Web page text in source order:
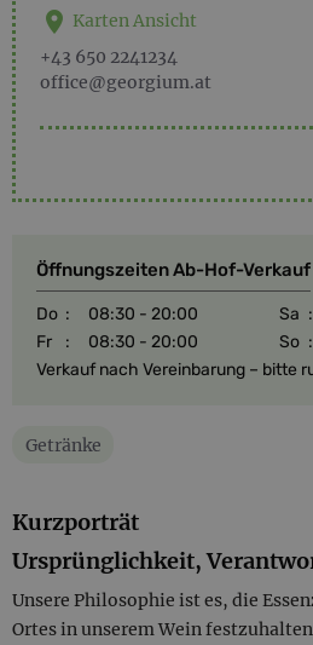
Karten Ansicht
+43 650 2241234
office@georgium.at
Öffnungszeiten Ab-Hof-Verkauf
Do :
08:30 - 20:00
Fr
: 08:30 - 20:00
Sa :
So :
Verkauf nach Vereinbarung – bitte
Getränke
Kurzporträt
Ursprünglichkeit,
Unsere Philosophie ist es, die
Ortes in unserem Wein